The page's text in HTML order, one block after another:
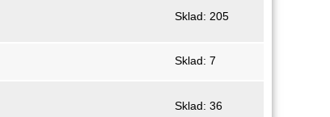
Sklad: 205
Sklad: 7
Sklad: 36